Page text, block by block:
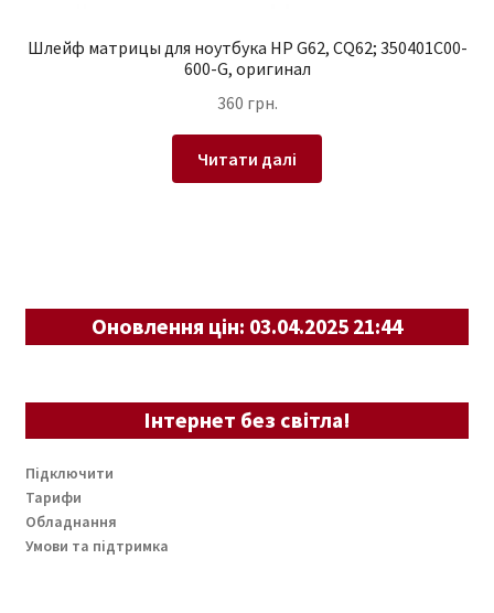
Шлейф матрицы для ноутбука HP G62, CQ62; 350401C00-
600-G, оригинал
360 грн.
Читати далі
Оновлення цін: 03.04.2025 21:44
Інтернет без світла!
Підключити
Тарифи
Обладнання
Умови та підтримка